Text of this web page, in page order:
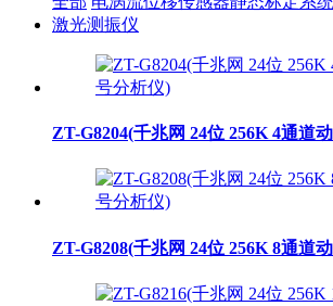
激光测振仪
ZT-G8204(千兆网 24位 256K 4通道
ZT-G8208(千兆网 24位 256K 8通道